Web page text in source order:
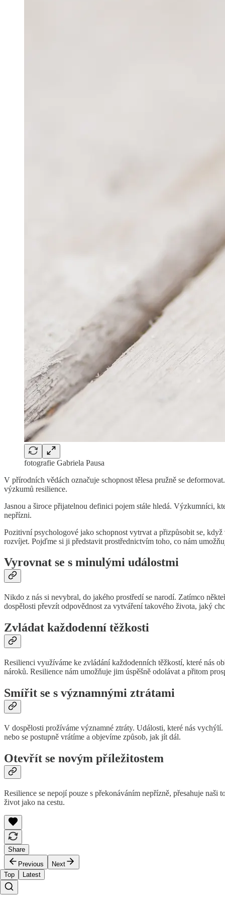
fotografie Gabriela Pausa
V přírodních vědách označuje schopnost tělesa pružně se
výzkumů resilience.
Jasnou a široce přijatelnou definici pojem stále hledá. Výzkumníci,
nepřízni.
Pozitivní psychologové jako schopnost vytrvat a přizpůsobit se,
rozvíjet. Pojďme si ji představit prostřednictvím toho, co nám
Vyrovnat se s minulými událostmi
Nikdo z nás si nevybral, do jakého prostředí se narodí. Zatímco
dospělosti převzít odpovědnost za vytváření takového života, jaký
Zvládat každodenní těžkosti
Resilienci využíváme ke zvládání každodenních těžkostí, které nás
nároků. Resilience nám umožňuje jim úspěšně odolávat a přitom
Smířit se s významnými ztrátami
V dospělosti prožíváme významné ztráty. Události, které nás
nebo se postupně vrátíme a objevíme způsob, jak jít dál.
Otevřít se novým příležitostem
Resilience se nepojí pouze s překonáváním nepřízně, přesahuje
život jako na cestu.
Share
Previous
Next
Top
Latest